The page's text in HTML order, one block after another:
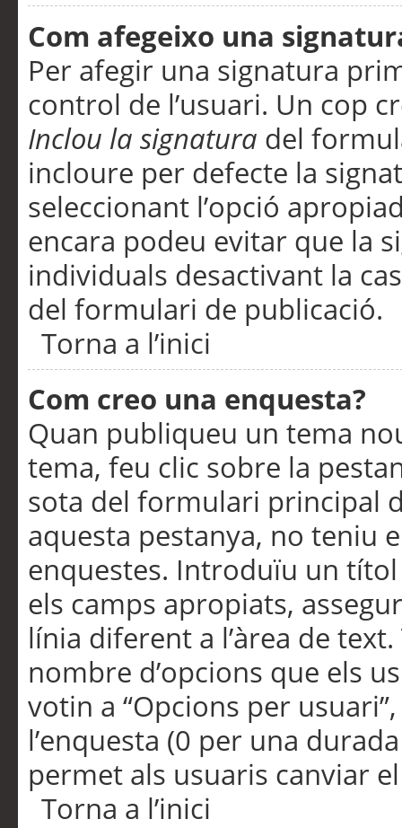
Com afegeixo una
Per afegir una signatura
control de l’usuari. Un cop
Inclou la signatura del
incloure per defecte la
seleccionant l’opció
encara podeu evitar que la
individuals desactivant la
del formulari de publicació.
Torna a l’inici
Com creo una enquesta?
Quan publiqueu un tema
tema, feu clic sobre la
sota del formulari principal
aquesta pestanya, no teniu
enquestes. Introduïu un
els camps apropiats,
línia diferent a l’àrea de
nombre d’opcions que els
votin a “Opcions per
l’enquesta (0 per una
permet als usuaris canviar
Torna a l’inici